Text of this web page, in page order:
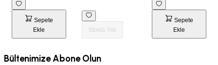
Sepete
Ekle
Stokta Yok
Sepete
Ekle
Bültenimize Abone Olun